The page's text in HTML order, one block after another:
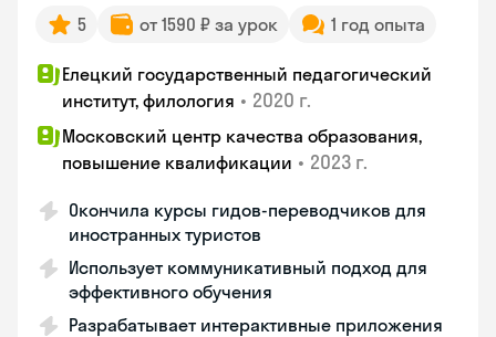
5 от 1590 ₽ за урок 1 год опыта
Елецкий государственный педагогический
институт, филология • 2020 г.
Московский центр качества образования,
повышение квалификации • 2023 г.
Окончила курсы гидов-переводчиков для
иностранных туристов
Использует коммуникативный подход для
эффективного обучения
Разрабатывает интерактивные приложения